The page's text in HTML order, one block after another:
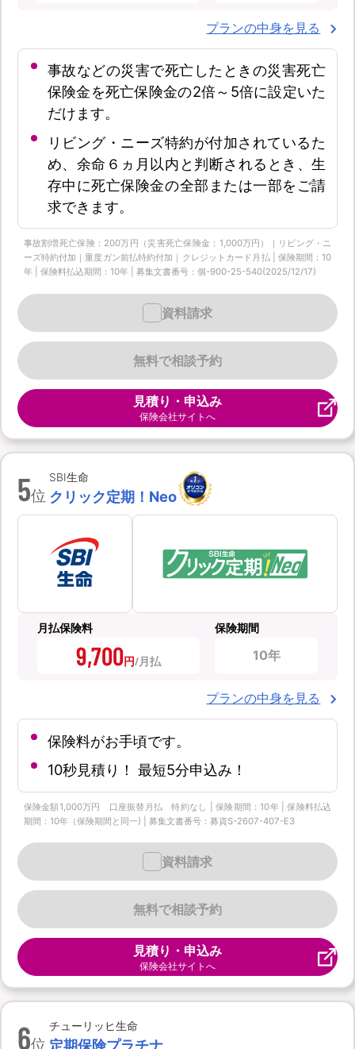
プランの中身を見る
事故などの災害で死亡したときの災害死亡
保険金を死亡保険金の2倍～5倍に設定いた
だけます。
リビング・ニーズ特約が付加されているた
め、余命６ヵ月以内と判断されるとき、生
存中に死亡保険金の全部または一部をご請
求できます。
事故割増死亡保険：200万円（災害死亡保険金：1,000万円）｜リビング・ニ
ーズ特約付加｜重度ガン前払特約付加｜クレジットカード月払 | 保険期間：10
年 | 保険料払込期間：10年 | 募集文書番号：個-900-25-540(2025/12/17)
無料で相談予約
資料請求
見積り・申込み
保険会社サイトへ
5位
SBI生命
クリック定期！Neo
月払保険料
9,700円
保険期間
10年
プランの中身を見る
保険料がお手頃です。
10秒見積り！ 最短5分申込み！
保険金額1,000万円 口座振替月払 特約なし | 保険期間：10年 | 保険料払込
期間：10年（保険期間と同一) | 募集文書番号：募資S-2607-407-E3
無料で相談予約
資料請求
見積り・申込み
保険会社サイトへ
6位
チューリッヒ生命
定期保険プラチナ